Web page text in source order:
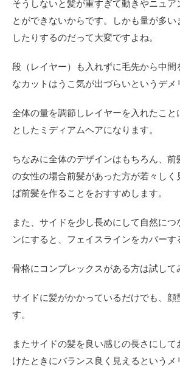
そうしないと髪が重すぎて動きやニュア
とができないからです。しかも量が多
したりするのだって大変ですよね。
段（レイヤー）も入れずに毛先から中間
なカットはうこ気が出づらいというデメ
全体の量を調節しレイヤーを入れたこと
としたミディアムヘアになります。
ちなみに全体のデザインはもちろん、前
の女性の場合前髪があった方が若々しく
ば前髪を作ることをおすすめします。
また、サイドを少し長めにして自然につ
ンにすると、フェイスラインをカバーす
骨格にコンプレックスがある方は試して
サイドに髪がかかっているだけでも、顔
す。
またサイドの髪を良い感じの長さにし
けたときにバランス良く見えるというメ